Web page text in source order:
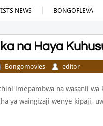
NEWS BONGOFLEVA
na Haya
Bongomovies editor
imepambwa na wasanii
ya waingizaji wenye kipaji,